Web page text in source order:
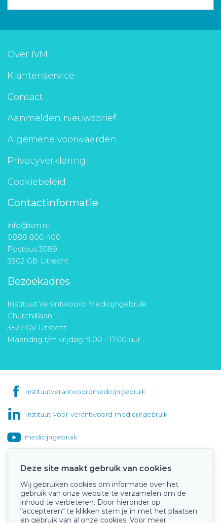
Over IVM
Klantenservice
Contact
Aanmelden nieuwsbrief
Algemene voorwaarden
Privacyverklaring
Cookiebeleid
Contactinformatie
info@ivm.nl
0888 800 400
Postbus 3089
3502 GB Utrecht
Bezoekadres
Instituut Verantwoord Medicijngebruik
Churchilllaan 11
3527 GV Utrecht
Maandag t/m vrijdag: 9.00 - 17.00 uur
instituutverantwoordmedicijngebruik
instituut-voor-verantwoord-medicijngebruik
medicijngebruik
Onze keurmerken
Deze site maakt gebruik van cookies
Wij gebruiken cookies om informatie over het
gebruik van onze website te verzamelen om de
inhoud te verbeteren. Door hieronder op
“accepteren“ te klikken stem je in met het plaatsen
en gebruik van al onze cookies. Voor meer